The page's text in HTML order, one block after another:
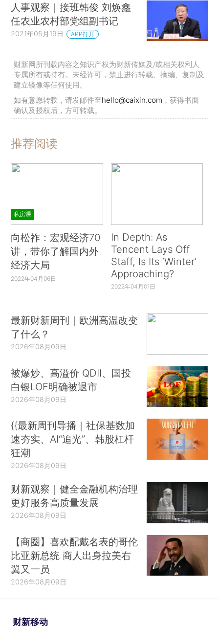
人事观察｜接班韩俊 刘焕鑫
任农业农村部党组副书记
2021年05月19日 APP打开
财新网所刊载内容之知识产权为财新传媒及/或相关权利人
专属所有或持有。未经许可，禁止进行转载、摘编、复制及
建立镜像等任何使用。
如有意愿转载，请发邮件至hello@caixin.com ，获得书面
确认及授权后，方可转载。
推荐阅读
私房课
向松祚：宏观经济70
讲，带你了解国内外
经济大局
2022年04月06日
In Depth: As
Tencent Lays Off
Staff, Is Its ‘Winter’
Approaching?
2022年04月01日
最新财新周刊｜欧洲高温改变
了什么？
2026年08月09日
被爆炒、高溢价 QDII、国投
白银LOF明确被退市
2026年08月09日
{{最新周刊导播｜社保基数加
速夯实、AI“追光”、韩股杠杆
狂潮
2026年08月09日
财新观察｜健全金融机构治理
更好服务高质量发展
2026年08月09日
【商圈】喜欢配戴名表的哥伦
比亚新总统 商人出身拉美右
翼又一员
2026年08月09日
财新移动